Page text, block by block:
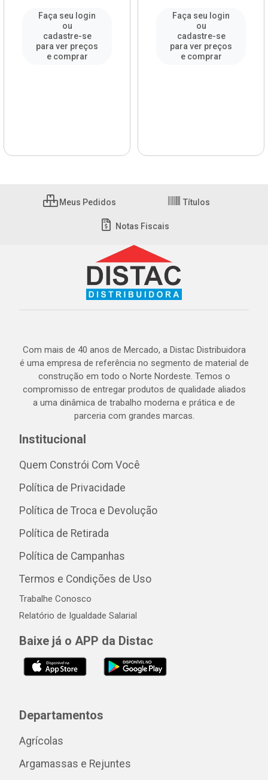
Faça seu login
ou
cadastre-se
para ver preços
e comprar
Faça seu login
ou
cadastre-se
para ver preços
e comprar
Meus Pedidos Títulos
Notas Fiscais
Com mais de 40 anos de Mercado, a Distac Distribuidora
é uma empresa de referência no segmento de material de
construção em todo o Norte Nordeste. Temos o
compromisso de entregar produtos de qualidade aliados
a uma dinâmica de trabalho moderna e prática e de
parceria com grandes marcas.
Institucional
Quem Constrói Com Você
Política de Privacidade
Política de Troca e Devolução
Política de Retirada
Política de Campanhas
Termos e Condições de Uso
Trabalhe Conosco
Relatório de Igualdade Salarial
Baixe já o APP da Distac
Departamentos
Agrícolas
Argamassas e Rejuntes